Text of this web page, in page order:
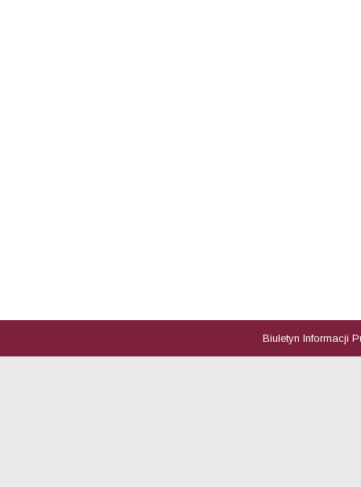
Biuletyn Informacji